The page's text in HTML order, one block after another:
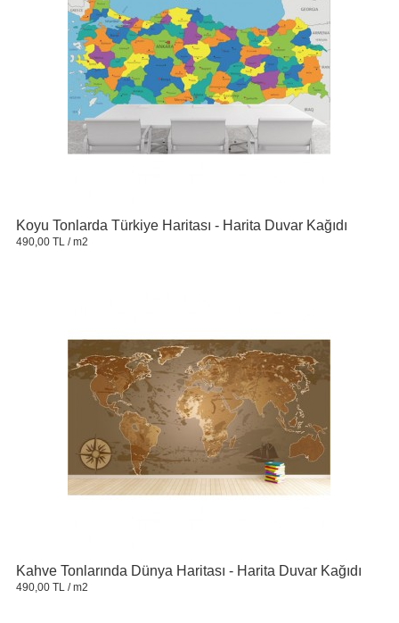
Koyu Tonlarda Türkiye Haritası - Harita Duvar Kağıdı
490,00 TL / m2
Kahve Tonlarında Dünya Haritası - Harita Duvar Kağıdı
490,00 TL / m2